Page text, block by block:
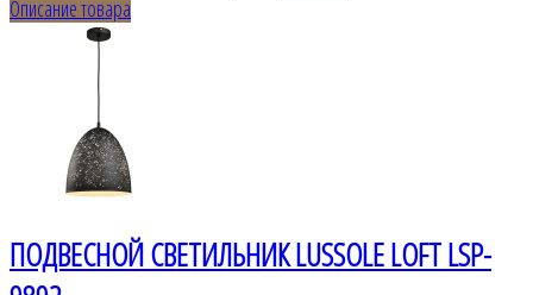
Описание товара
ПОДВЕСНОЙ СВЕТИЛЬНИК LUSSOLE LOFT LSP-